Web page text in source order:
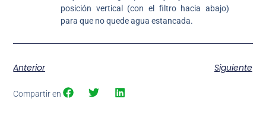
posición vertical (con el filtro hacia abajo)
para que no quede agua estancada.
Anterior Siguiente
Compartir en